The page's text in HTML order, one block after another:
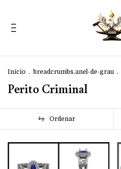
Início . breadcrumbs.anel-de-grau .
Perito Criminal
Ordenar